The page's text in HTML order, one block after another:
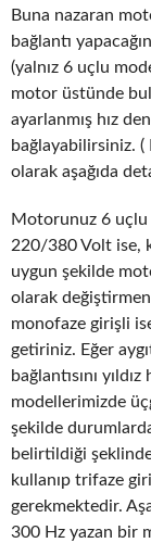
Buna nazaran
bağlantı
(yalnız 6 uçlu
motor üstünde
ayarlanmış hız
bağlayabilirsiniz. (
olarak aşağıda
Motorunuz 6
220/380 Volt ise,
uygun şekilde
olarak
monofaze girişli
getiriniz. Eğer
bağlantısını
modellerimizde
şekilde
belirtildiği
kullanıp trifaze
gerekmektedir.
300 Hz yazan bir